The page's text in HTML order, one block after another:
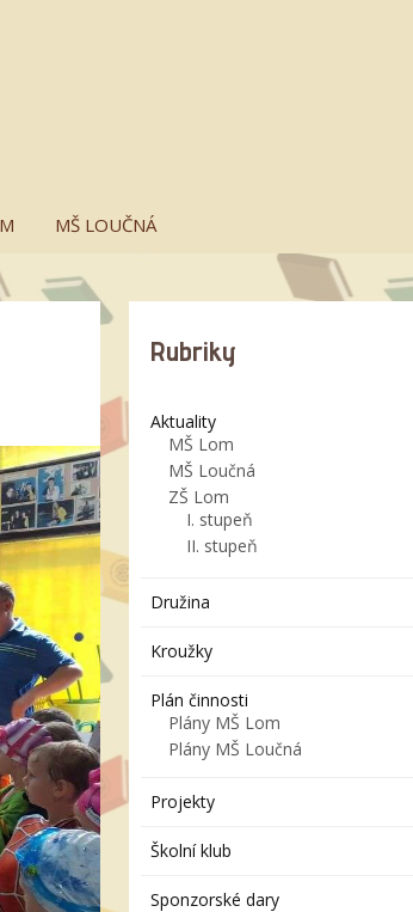
MŠ LOUČNÁ
Rubriky
Aktuality
MŠ Lom
MŠ Loučná
ZŠ Lom
I. stupeň
II. stupeň
Družina
Kroužky
Plán činnosti
Plány MŠ Lom
Plány MŠ Loučná
Projekty
Školní klub
Sponzorské dary